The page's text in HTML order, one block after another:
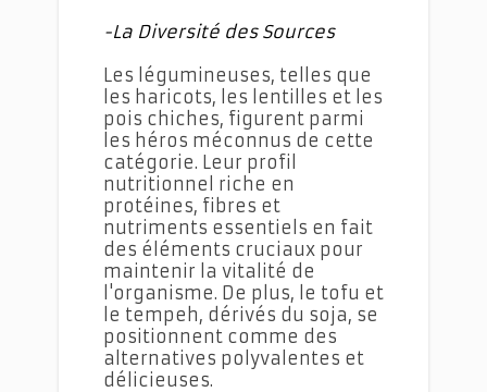
-La Diversité des Sources
Les légumineuses, telles que
les haricots, les lentilles et les
pois chiches, figurent parmi
les héros méconnus de cette
catégorie. Leur profil
nutritionnel riche en
protéines, fibres et
nutriments essentiels en fait
des éléments cruciaux pour
maintenir la vitalité de
l'organisme. De plus, le tofu et
le tempeh, dérivés du soja, se
positionnent comme des
alternatives polyvalentes et
délicieuses.